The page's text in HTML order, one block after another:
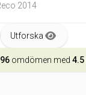
2014
Utforska
omdömen med 4.5